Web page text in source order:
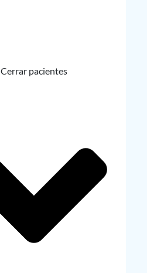
Cerrar pacientes